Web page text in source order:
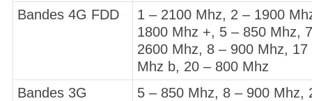
Bandes 4G FDD
1 – 2100 Mhz, 2 – 1900
1800 Mhz +, 5 – 850 Mhz,
2600 Mhz, 8 – 900 Mhz, 17
Mhz b, 20 – 800 Mhz
Bandes 3G
5 – 850 Mhz, 8 – 900 Mhz,